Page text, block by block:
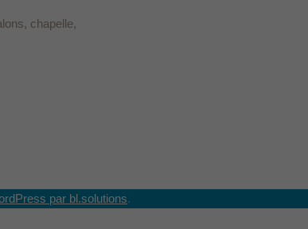
chapelle,
par bl.solutions.